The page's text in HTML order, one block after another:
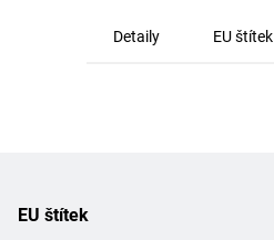
Detaily EU štítek
EU štítek